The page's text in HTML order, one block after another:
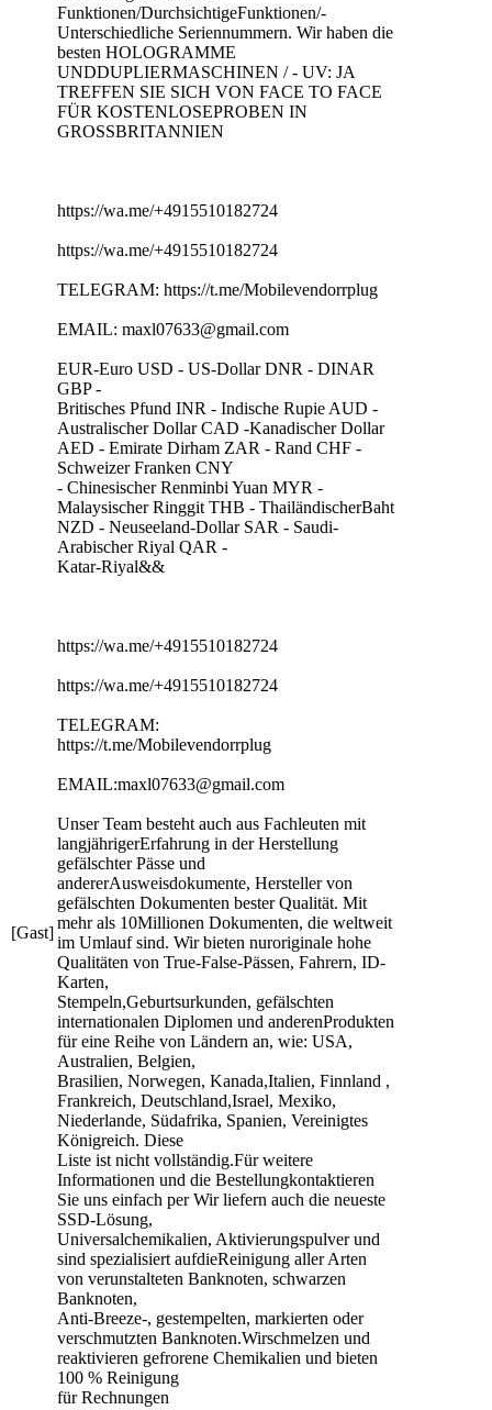
[Gast]
Funktionen/DurchsichtigeFunktionen/-
Unterschiedliche Seriennummern. Wir haben die
besten HOLOGRAMME
UNDDUPLIERMASCHINEN / - UV: JA
TREFFEN SIE SICH VON FACE TO FACE
FÜR KOSTENLOSEPROBEN IN
GROSSBRITANNIEN
https://wa.me/+4915510182724
https://wa.me/+4915510182724
TELEGRAM: https://t.me/Mobilevendorrplug
EMAIL: maxl07633@gmail.com
EUR-Euro USD - US-Dollar DNR - DINAR
GBP -
Britisches Pfund INR - Indische Rupie AUD -
Australischer Dollar CAD -Kanadischer Dollar
AED - Emirate Dirham ZAR - Rand CHF -
Schweizer Franken CNY
- Chinesischer Renminbi Yuan MYR -
Malaysischer Ringgit THB - ThailändischerBaht
NZD - Neuseeland-Dollar SAR - Saudi-
Arabischer Riyal QAR -
Katar-Riyal&&
https://wa.me/+4915510182724
https://wa.me/+4915510182724
TELEGRAM:
https://t.me/Mobilevendorrplug
EMAIL:maxl07633@gmail.com
Unser Team besteht auch aus Fachleuten mit
langjährigerErfahrung in der Herstellung
gefälschter Pässe und
andererAusweisdokumente, Hersteller von
gefälschten Dokumenten bester Qualität. Mit
mehr als 10Millionen Dokumenten, die weltweit
im Umlauf sind. Wir bieten nuroriginale hohe
Qualitäten von True-False-Pässen, Fahrern, ID-
Karten,
Stempeln,Geburtsurkunden, gefälschten
internationalen Diplomen und anderenProdukten
für eine Reihe von Ländern an, wie: USA,
Australien, Belgien,
Brasilien, Norwegen, Kanada,Italien, Finnland ,
Frankreich, Deutschland,Israel, Mexiko,
Niederlande, Südafrika, Spanien, Vereinigtes
Königreich. Diese
Liste ist nicht vollständig.Für weitere
Informationen und die Bestellungkontaktieren
Sie uns einfach per Wir liefern auch die neueste
SSD-Lösung,
Universalchemikalien, Aktivierungspulver und
sind spezialisiert aufdieReinigung aller Arten
von verunstalteten Banknoten, schwarzen
Banknoten,
Anti-Breeze-, gestempelten, markierten oder
verschmutzten Banknoten.Wirschmelzen und
reaktivieren gefrorene Chemikalien und bieten
100 % Reinigung
für Rechnungen